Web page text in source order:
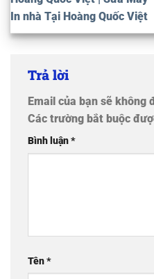
In nhà Tại Hoàng Quốc Việt
Trả lời
Email của bạn sẽ không
Các trường bắt buộc
Bình luận*
Tên*